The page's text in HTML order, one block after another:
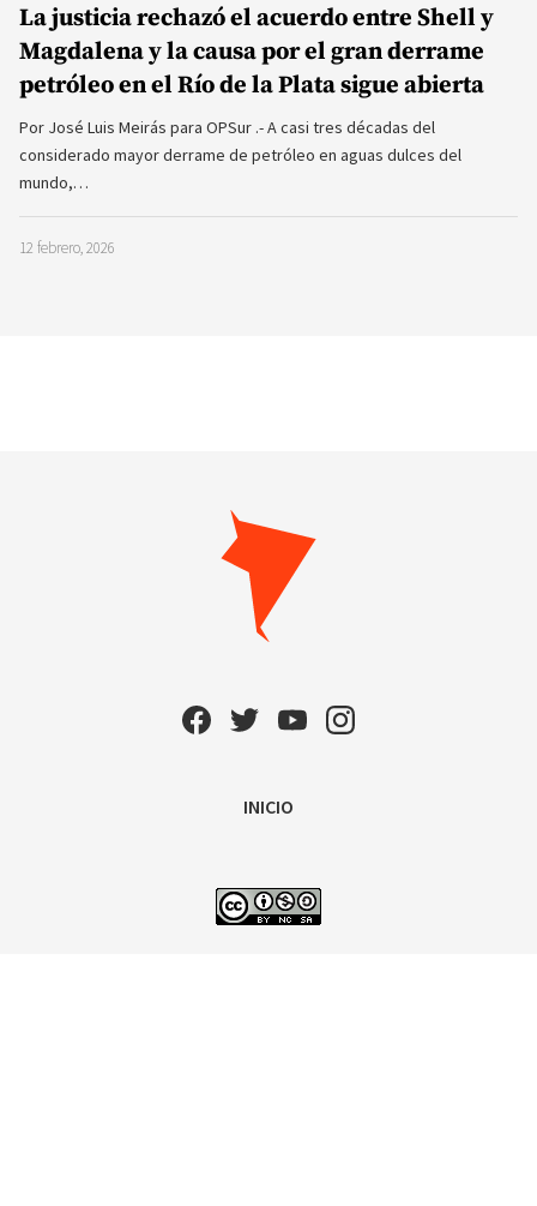
La justicia rechazó el acuerdo entre Shell y
Magdalena y la causa por el gran derrame
petróleo en el Río de la Plata sigue abierta
Por José Luis Meirás para OPSur .- A casi tres décadas del
considerado mayor derrame de petróleo en aguas dulces del
mundo,…
12 febrero, 2026
INICIO